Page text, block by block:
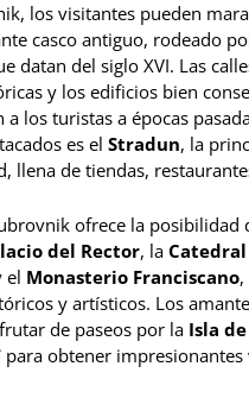
los visitantes pueden
casco antiguo, rodeado
datan del siglo XVI. Las
y los edificios bien
los turistas a épocas
es el Stradun, la
llena de tiendas,
ofrece la posibilidad
del Rector, la
el Monasterio Franciscano
y artísticos. Los
de paseos por la Isla
para obtener impresionantes